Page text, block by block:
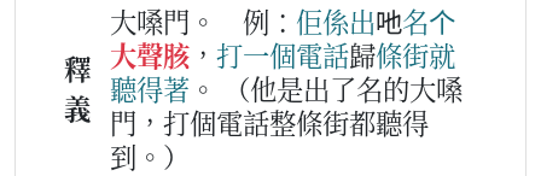
釋
義
大嗓門。 例： 佢係出吔名个
大聲胲 ， 打一個電話歸條街就
聽得著 。
（他是出了名的大嗓
門，打個電話整條街都聽得
到。）